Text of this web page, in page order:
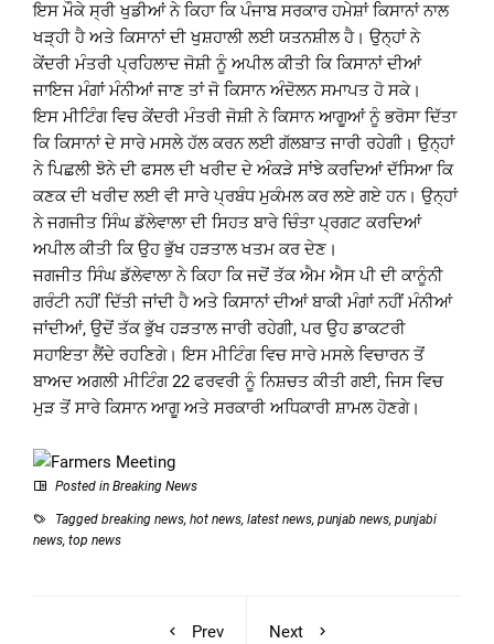
ਇਸ ਮੌਕੇ ਸ੍ਰੀ ਖੁਡੀਆਂ ਨੇ ਕਿਹਾ ਕਿ ਪੰਜਾਬ ਸਰਕਾਰ ਹਮੇਸ਼ਾਂ ਕਿਸਾਨਾਂ ਨਾਲ
ਖੜ੍ਹੀ ਹੈ ਅਤੇ ਕਿਸਾਨਾਂ ਦੀ ਖੁਸ਼ਹਾਲੀ ਲਈ ਯਤਨਸ਼ੀਲ ਹੈ। ਉਨ੍ਹਾਂ ਨੇ
ਕੇਂਦਰੀ ਮੰਤਰੀ ਪ੍ਰਹਿਲਾਦ ਜੋਸ਼ੀ ਨੂੰ ਅਪੀਲ ਕੀਤੀ ਕਿ ਕਿਸਾਨਾਂ ਦੀਆਂ
ਜਾਇਜ ਮੰਗਾਂ ਮੰਨੀਆਂ ਜਾਣ ਤਾਂ ਜੋ ਕਿਸਾਨ ਅੰਦੋਲਨ ਸਮਾਪਤ ਹੋ ਸਕੇ।
ਇਸ ਮੀਟਿੰਗ ਵਿਚ ਕੇਂਦਰੀ ਮੰਤਰੀ ਜੋਸ਼ੀ ਨੇ ਕਿਸਾਨ ਆਗੂਆਂ ਨੂੰ ਭਰੋਸਾ ਦਿੱਤਾ
ਕਿ ਕਿਸਾਨਾਂ ਦੇ ਸਾਰੇ ਮਸਲੇ ਹੱਲ ਕਰਨ ਲਈ ਗੱਲਬਾਤ ਜਾਰੀ ਰਹੇਗੀ। ਉਨ੍ਹਾਂ
ਨੇ ਪਿਛਲੀ ਝੋਨੇ ਦੀ ਫਸਲ ਦੀ ਖਰੀਦ ਦੇ ਅੰਕੜੇ ਸਾਂਝੇ ਕਰਦਿਆਂ ਦੱਸਿਆ ਕਿ
ਕਣਕ ਦੀ ਖਰੀਦ ਲਈ ਵੀ ਸਾਰੇ ਪ੍ਰਬੰਧ ਮੁਕੰਮਲ ਕਰ ਲਏ ਗਏ ਹਨ। ਉਨ੍ਹਾਂ
ਨੇ ਜਗਜੀਤ ਸਿੰਘ ਡੱਲੇਵਾਲਾ ਦੀ ਸਿਹਤ ਬਾਰੇ ਚਿੰਤਾ ਪ੍ਰਗਟ ਕਰਦਿਆਂ
ਅਪੀਲ ਕੀਤੀ ਕਿ ਉਹ ਭੁੱਖ ਹੜਤਾਲ ਖਤਮ ਕਰ ਦੇਣ।
ਜਗਜੀਤ ਸਿੰਘ ਡੱਲੇਵਾਲਾ ਨੇ ਕਿਹਾ ਕਿ ਜਦੋਂ ਤੱਕ ਐਮ ਐਸ ਪੀ ਦੀ ਕਾਨੂੰਨੀ
ਗਰੰਟੀ ਨਹੀਂ ਦਿੱਤੀ ਜਾਂਦੀ ਹੈ ਅਤੇ ਕਿਸਾਨਾਂ ਦੀਆਂ ਬਾਕੀ ਮੰਗਾਂ ਨਹੀਂ ਮੰਨੀਆਂ
ਜਾਂਦੀਆਂ, ਉਦੋਂ ਤੱਕ ਭੁੱਖ ਹੜਤਾਲ ਜਾਰੀ ਰਹੇਗੀ, ਪਰ ਉਹ ਡਾਕਟਰੀ
ਸਹਾਇਤਾ ਲੈਂਦੇ ਰਹਣਿਗੇ। ਇਸ ਮੀਟਿੰਗ ਵਿਚ ਸਾਰੇ ਮਸਲੇ ਵਿਚਾਰਨ ਤੋਂ
ਬਾਅਦ ਅਗਲੀ ਮੀਟਿੰਗ 22 ਫਰਵਰੀ ਨੂੰ ਨਿਸ਼ਚਤ ਕੀਤੀ ਗਈ, ਜਿਸ ਵਿਚ
ਮੁੜ ਤੋਂ ਸਾਰੇ ਕਿਸਾਨ ਆਗੂ ਅਤੇ ਸਰਕਾਰੀ ਅਧਿਕਾਰੀ ਸ਼ਾਮਲ ਹੋਣਗੇ।
Posted in Breaking News
Tagged breaking news, hot news, latest news, punjab news, punjabi
news, top news
Prev
Next